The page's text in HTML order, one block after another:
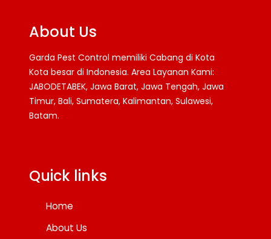
About Us
Garda Pest Control memiliki Cabang di Kota
Kota besar di Indonesia. Area Layanan Kami:
JABODETABEK, Jawa Barat, Jawa Tengah, Jawa
Timur, Bali, Sumatera, Kalimantan, Sulawesi,
Batam.
Quick links
Home
About Us